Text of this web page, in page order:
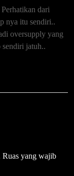
dari
nya itu sendiri..
oversupply yang
sendiri jatuh..
Ruas yang wajib